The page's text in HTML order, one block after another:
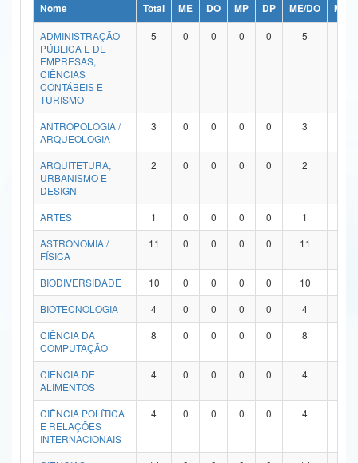
Ministério da Ciência, Tecnologia, Inovações e Comunicações
Ministério do Meio Ambiente
Ministério do Turismo
Ministério do Desenvolvimento Regional
Controladoria-Geral da União
Ministério da Mulher, da Família e dos Direitos Humanos
Secretaria de Governo
Advocacia-Geral da União
Banco Central do Brasil
Nome Total ME DO MP DP ME/DO
MP/
ADMINISTRAÇÃO
PÚBLICA E DE
EMPRESAS,
CIÊNCIAS
CONTÁBEIS E
TURISMO
5 0 0 0 0 5
ANTROPOLOGIA /
ARQUEOLOGIA
3 0 0 0 0 3
ARQUITETURA,
URBANISMO E
DESIGN
2 0 0 0 0 2
ARTES 1 0 0 0 0 1
ASTRONOMIA /
FÍSICA
11 0 0 0 0 11
BIODIVERSIDADE 10 0 0 0 0 10
BIOTECNOLOGIA
4 0 0 0 0 4
CIÊNCIA DA
COMPUTAÇÃO
8 0 0 0 0 8
CIÊNCIA DE
ALIMENTOS
4 0 0 0 0 4
CIÊNCIA POLÍTICA
E RELAÇÕES
INTERNACIONAIS
4 0 0 0 0 4